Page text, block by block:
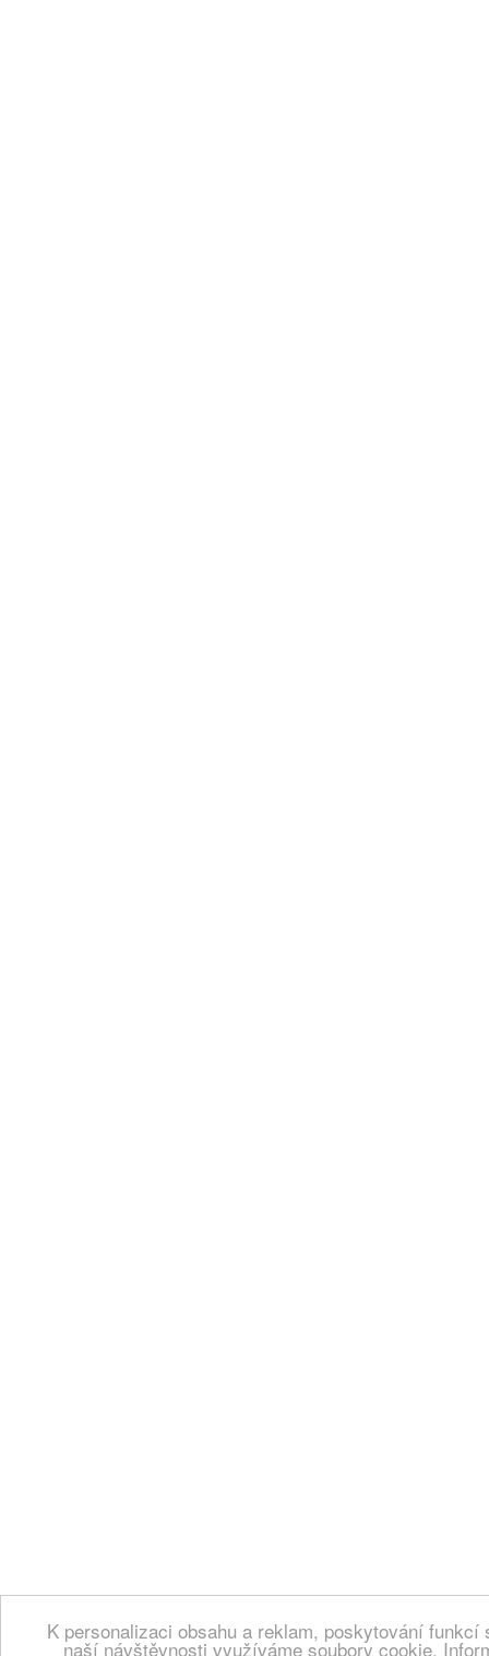
K personalizaci obsahu a reklam, poskytování
naší návštěvnosti využíváme soubory cookie.